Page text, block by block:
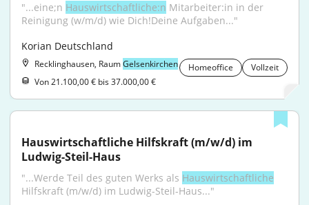
"...eine;n Hauswirtschaftliche:n Mitarbeiter:in in der
Reinigung (w/m/d) wie Dich!Deine Aufgaben..."
Korian Deutschland
Recklinghausen, RaumGelsenkirchen Homeoffice
Vollzeit
Von 21.100,00 € bis 37.000,00 €
Hauswirtschaftliche Hilfskraft (m/w/d) im
Ludwig-Steil-Haus
"...Werde Teil des guten Werks als Hauswirtschaftliche
Hilfskraft (m/w/d) im Ludwig-Steil-Haus..."